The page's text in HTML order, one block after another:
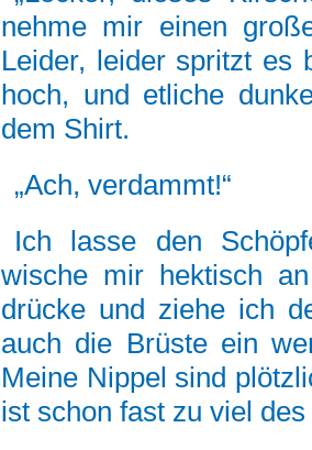
nehme mir einen
Leider, leider spritzt es
hoch, und etliche
dem Shirt.
„Ach, verdammt!“
Ich lasse den
wische mir hektisch
drücke und ziehe ich
auch die Brüste ein
Meine Nippel sind
ist schon fast zu viel